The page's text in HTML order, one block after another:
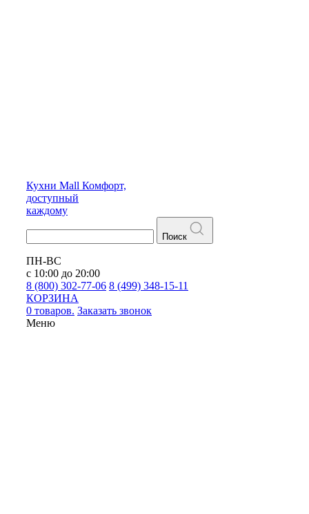
Кухни Mall Комфорт,
доступный
каждому
Поиск
ПН-ВС
с 10:00 до 20:00
8 (800) 302-77-06 8 (499) 348-15-11
КОРЗИНА
0 товаров. Заказать звонок
Меню